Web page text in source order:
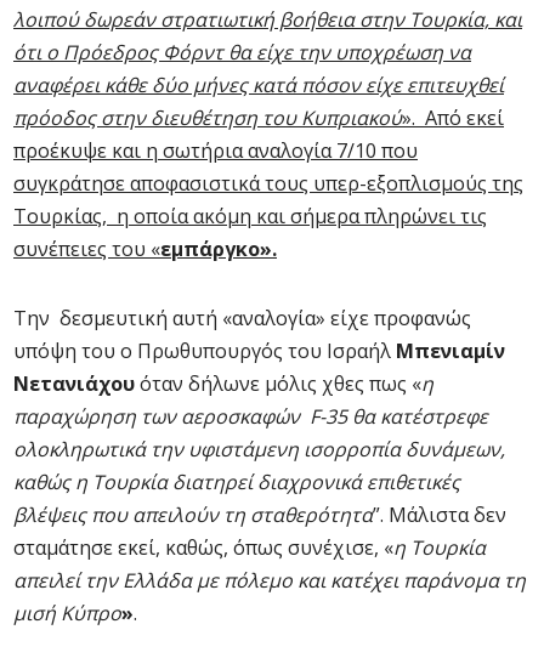
λοιπού δωρεάν στρατιωτική βοήθεια στην Τουρκία, και
ότι ο Πρόεδρος Φόρντ θα είχε την υποχρέωση να
αναφέρει κάθε δύο μήνες κατά πόσον είχε επιτευχθεί
πρόοδος στην διευθέτηση του Κυπριακού». Από εκεί
προέκυψε και η σωτήρια αναλογία 7/10 που
συγκράτησε αποφασιστικά τους υπερ-εξοπλισμούς της
Τουρκίας, η οποία ακόμη και σήμερα πληρώνει τις
συνέπειες του «εμπάργκο».
Την δεσμευτική αυτή «αναλογία» είχε προφανώς
υπόψη του ο Πρωθυπουργός του Ισραήλ Μπενιαμίν
Νετανιάχουόταν δήλωνε μόλις χθες πως «η
παραχώρηση των αεροσκαφών F-35 θα κατέστρεφε
ολοκληρωτικά την υφιστάμενη ισορροπία δυνάμεων,
καθώς η Τουρκία διατηρεί διαχρονικά επιθετικές
βλέψεις που απειλούν τη σταθερότητα”. Μάλιστα δεν
σταμάτησε εκεί, καθώς, όπως συνέχισε, «η Τουρκία
απειλεί την Ελλάδα με πόλεμο και κατέχει παράνομα τη
μισή Κύπρο».